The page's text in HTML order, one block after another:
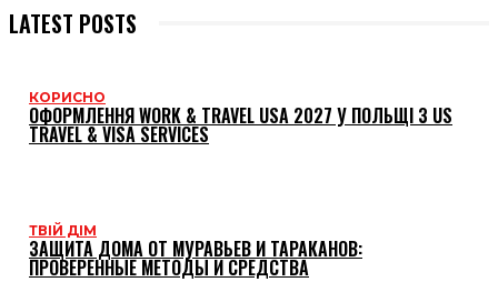
LATEST POSTS
КОРИСНО
ОФОРМЛЕННЯ WORK & TRAVEL USA 2027 У ПОЛЬЩІ З US
TRAVEL & VISA SERVICES
ТВІЙ ДІМ
ЗАЩИТА ДОМА ОТ МУРАВЬЕВ И ТАРАКАНОВ:
ПРОВЕРЕННЫЕ МЕТОДЫ И СРЕДСТВА